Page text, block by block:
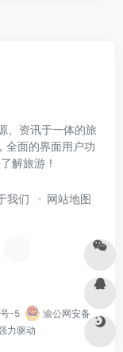
、资讯于一体的旅
全面的界面用户功
解旅游！
我们 网站地图
-5
渝公网安备
力驱动